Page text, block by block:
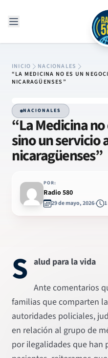
INICIO
NACIONALES
“LA MEDICINA NO ES UN
NICARAGÜENSES”
NACIONALES
“La Medicina
sino un servicio
nicaragüenses”
POR:
Radio 580
29 de mayo, 2026
S alud para la vida
Ante comentarios
familias que comparten
autoridades policiales,
en relación al grupo de
por ilegalidades que han